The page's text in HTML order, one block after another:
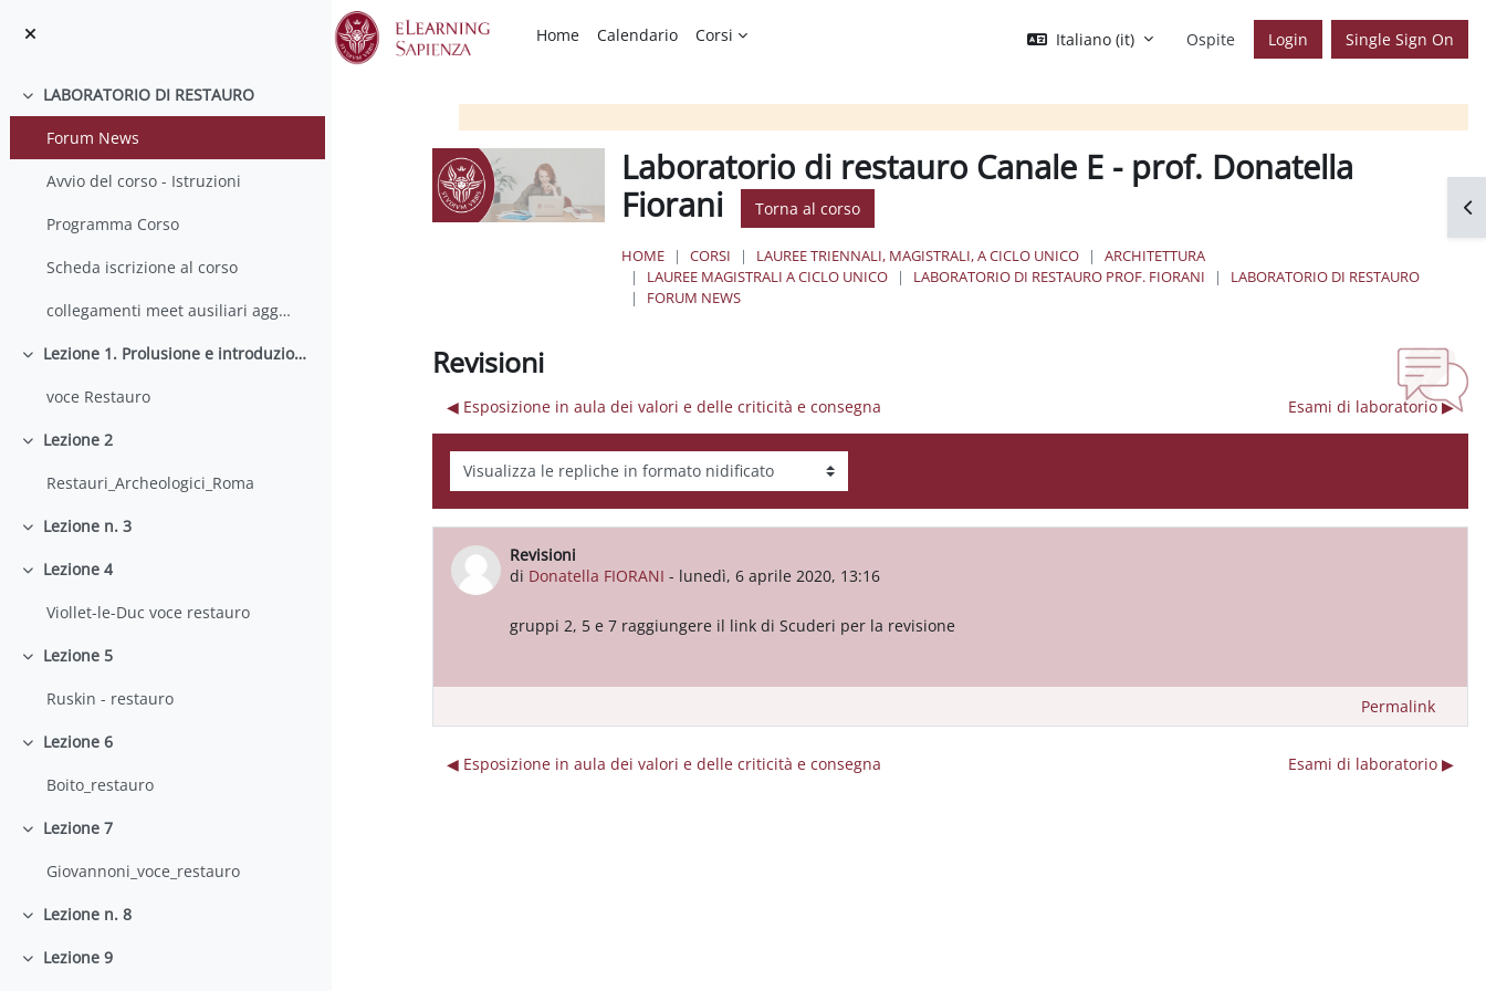
Home
Calendario Corsi Italiano ‎(it)‎ Ospite Login Single Sign On
Minimizza
LABORATORIO DI RESTAURO
Forum News
Avvio del corso - Istruzioni
Programma Corso
Scheda iscrizione al corso
collegamenti meet ausiliari aggiornati
Minimizza Lezione 1. Prolusione e introduzione al corso
voce Restauro
Minimizza
Lezione 2
Restauri_Archeologici_Roma
Minimizza
Lezione n. 3
Minimizza
Lezione 4
Viollet-le-Duc voce restauro
Minimizza
Lezione 5
Ruskin - restauro
Minimizza
Lezione 6
Boito_restauro
Minimizza
Lezione 7
Giovannoni_voce_restauro
Minimizza
Lezione n. 8
Minimizza
Lezione 9
Laboratorio di restauro Canale E - prof. Donatella
Fiorani
Torna al corso
HOME CORSI LAUREE TRIENNALI, MAGISTRALI, A CICLO UNICO
ARCHITETTURA
LAUREE MAGISTRALI A CICLO UNICO
LABORATORIO DI RESTAURO PROF. FIORANI
LABORATORIO DI RESTAURO
FORUM NEWS
Revisioni
◀︎ Esposizione in aula dei valori e delle criticità e consegna Esami di laboratorio ▶︎
Modalità visualizzazione
Revisioni
di Donatella FIORANI - lunedì, 6 aprile 2020, 13:16
Numero di risposte: 0
gruppi 2, 5 e 7 raggiungere il link di Scuderi per la revisione
Permalink
◀︎ Esposizione in aula dei valori e delle criticità e consegna Esami di laboratorio ▶︎